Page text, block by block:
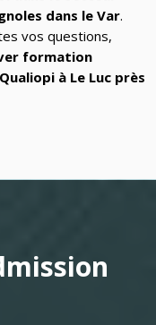
dans le Var.
vos questions,
formation
à Le Luc près